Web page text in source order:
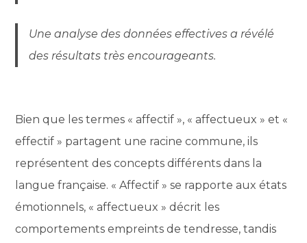
Une analyse des données effectives a révélé
des résultats très encourageants.
Bien que les termes « affectif », « affectueux » et «
effectif » partagent une racine commune, ils
représentent des concepts différents dans la
langue française. « Affectif » se rapporte aux états
émotionnels, « affectueux » décrit les
comportements empreints de tendresse, tandis